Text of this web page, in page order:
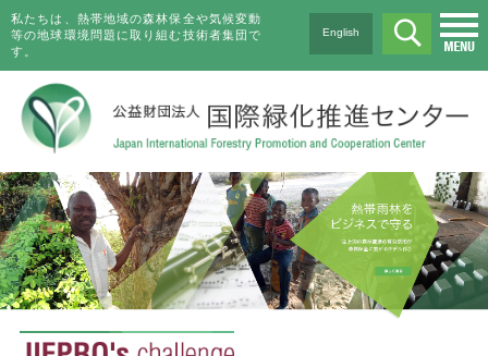
私たちは、熱帯地域の森林保全や気候変動
等の地球環境問題に取り組む技術者集団で
す。
English